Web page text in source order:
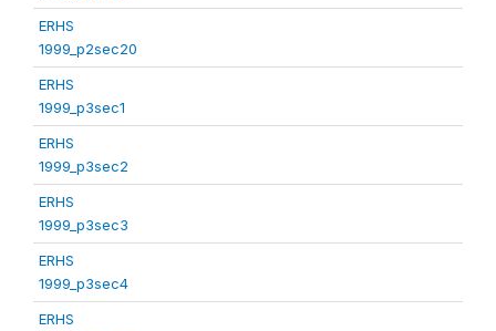
ERHS
1999_p2sec20
ERHS
1999_p3sec1
ERHS
1999_p3sec2
ERHS
1999_p3sec3
ERHS
1999_p3sec4
ERHS